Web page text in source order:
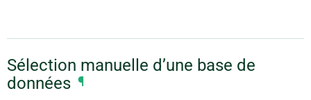
Sélection manuelle d’une base de
données ¶